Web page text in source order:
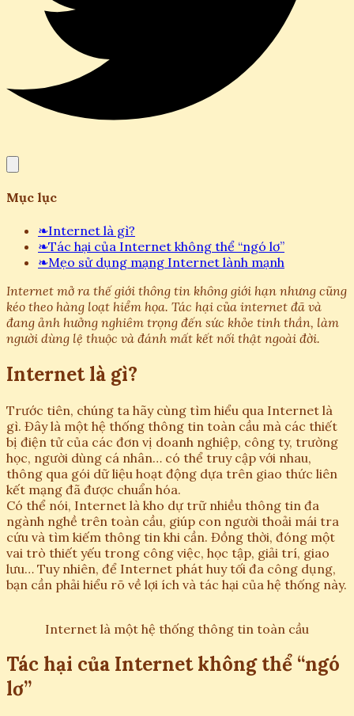
Mục lục
❧Internet là gì?
❧Tác hại của Internet không thể “ngó lơ”
❧Mẹo sử dụng mạng Internet lành mạnh
Internet mở ra thế giới thông tin không giới hạn nhưng cũng
kéo theo hàng loạt hiểm họa. Tác hại của internet đã và
đang ảnh hưởng nghiêm trọng đến sức khỏe tinh thần, làm
người dùng lệ thuộc và đánh mất kết nối thật ngoài đời.
Internet là gì?
Trước tiên, chúng ta hãy cùng tìm hiểu qua Internet là
gì. Đây là một hệ thống thông tin toàn cầu mà các thiết
bị điện tử của các đơn vị doanh nghiệp, công ty, trường
học, người dùng cá nhân… có thể truy cập với nhau,
thông qua gói dữ liệu hoạt động dựa trên giao thức liên
kết mạng đã được chuẩn hóa.
Có thể nói, Internet là kho dự trữ nhiều thông tin đa
ngành nghề trên toàn cầu, giúp con người thoải mái tra
cứu và tìm kiếm thông tin khi cần. Đồng thời, đóng một
vai trò thiết yếu trong công việc, học tập, giải trí, giao
lưu… Tuy nhiên, để Internet phát huy tối đa công dụng,
bạn cần phải hiểu rõ về lợi ích và tác hại của hệ thống này.
Internet là một hệ thống thông tin toàn cầu
Tác hại của Internet không thể “ngó
lơ”